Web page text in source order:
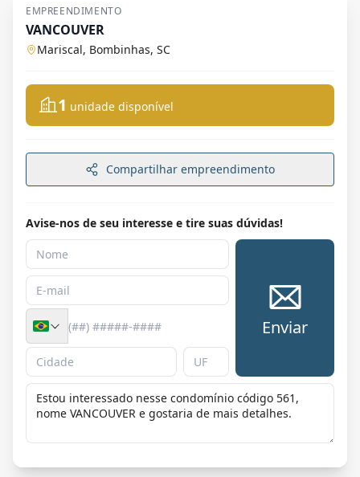
EMPREENDIMENTO
VANCOUVER
Mariscal, Bombinhas, SC
1 unidade disponível
Compartilhar empreendimento
Avise-nos de seu interesse e tire suas dúvidas!
Enviar